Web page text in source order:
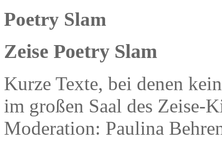
Poetry Slam
Zeise Poetry Slam
Kurze Texte, bei denen
im großen Saal des Zeise-
Moderation: Paulina